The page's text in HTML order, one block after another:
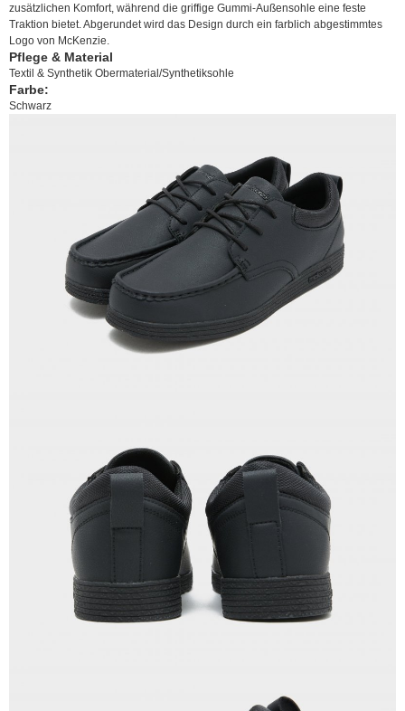
zusätzlichen Komfort, während die griffige Gummi-Außensohle eine feste
Traktion bietet. Abgerundet wird das Design durch ein farblich abgestimmtes
Logo von McKenzie.
Pflege & Material
Textil & Synthetik Obermaterial/Synthetiksohle
Farbe:
Schwarz